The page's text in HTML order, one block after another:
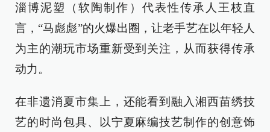
淄博泥塑（软陶制作）代表性传承人王枝直
言，“马彪彪”的火爆出圈，让老手艺在以年轻人
为主的潮玩市场重新受到关注，从而获得传承
动力。
在非遗消夏市集上，还能看到融入湘西苗绣技
艺的时尚包具、以宁夏麻编技艺制作的创意饰